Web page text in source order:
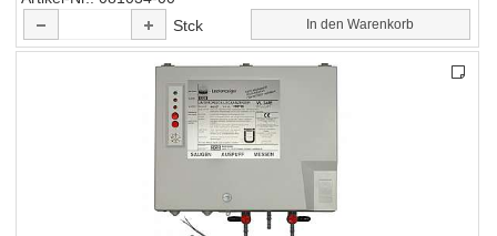
Stck
In den Warenkorb